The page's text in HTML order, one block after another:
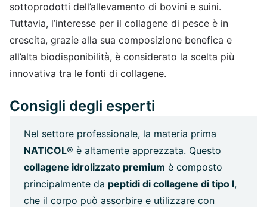
sottoprodotti dell’allevamento di bovini e suini.
Tuttavia, l’interesse per il collagene di pesce è in
crescita, grazie alla sua composizione benefica e
all’alta biodisponibilità, è considerato la scelta più
innovativa tra le fonti di collagene.
Consigli degli esperti
Nel settore professionale, la materia prima
NATICOL® è altamente apprezzata. Questo
collagene idrolizzato premium è composto
principalmente da peptidi di collagene di tipo I,
che il corpo può assorbire e utilizzare con